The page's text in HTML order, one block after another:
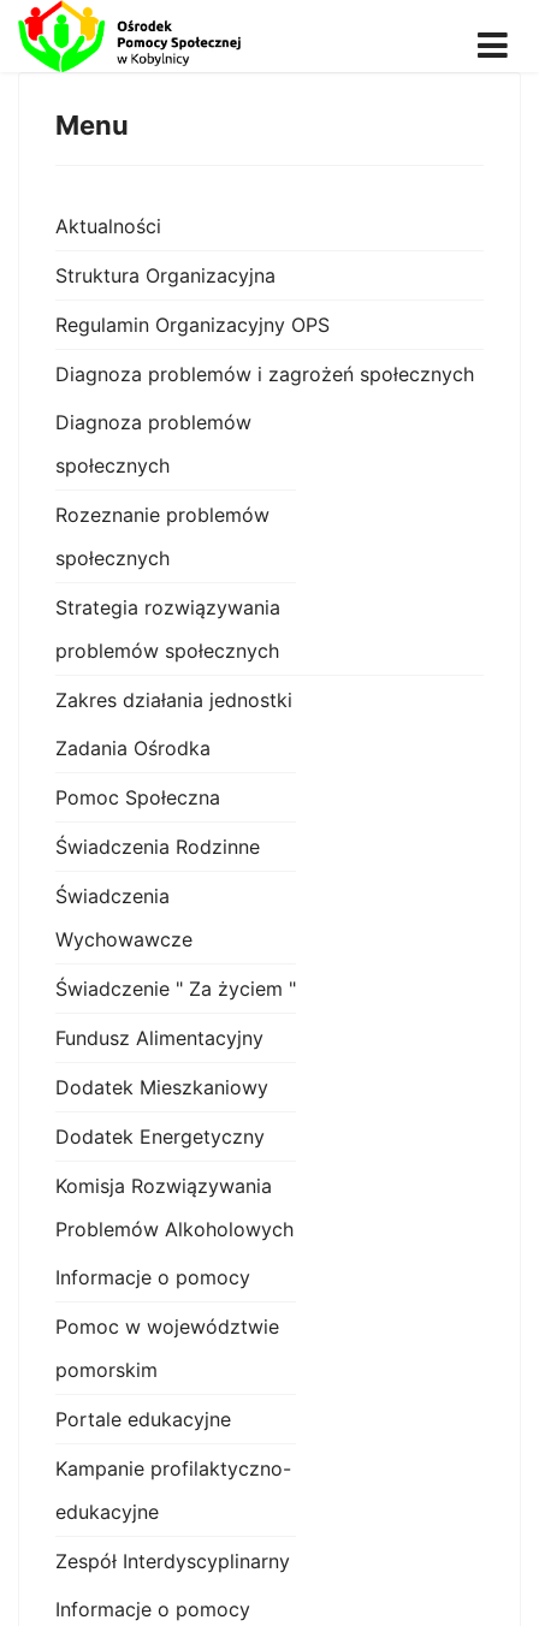
Menu
Aktualności
Struktura Organizacyjna
Regulamin Organizacyjny OPS
Diagnoza problemów i zagrożeń społecznych
Diagnoza problemów
społecznych
Rozeznanie problemów
społecznych
Strategia rozwiązywania
problemów społecznych
Zakres działania jednostki
Zadania Ośrodka
Pomoc Społeczna
Świadczenia Rodzinne
Świadczenia
Wychowawcze
Świadczenie " Za życiem "
Fundusz Alimentacyjny
Dodatek Mieszkaniowy
Dodatek Energetyczny
Komisja Rozwiązywania
Problemów Alkoholowych
Informacje o pomocy
Pomoc w województwie
pomorskim
Portale edukacyjne
Kampanie profilaktyczno-
edukacyjne
Zespół Interdyscyplinarny
Informacje o pomocy